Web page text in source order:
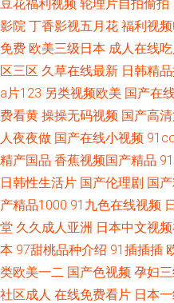
豆花福利视频 轮理片自拍偷拍
影院 丁香影视五月花 福利视
免费 欧美三级日本 成人在线
区三区 久草在线最新 日韩精
a片123 另类视频欧美 国产在
费看黄 操操无码视频 国产高
人夜夜做 国产在线小视频
精产国品 香蕉视频国产精品
日韩性生活片 国产伦理剧 国
产精品1000 91九色在线视频
堂 久久成人亚洲 日本中文视
本 97甜桃品种介绍 91插插插
类欧美一二 国产色视频 孕妇
社区成人 在线免费看片 日本